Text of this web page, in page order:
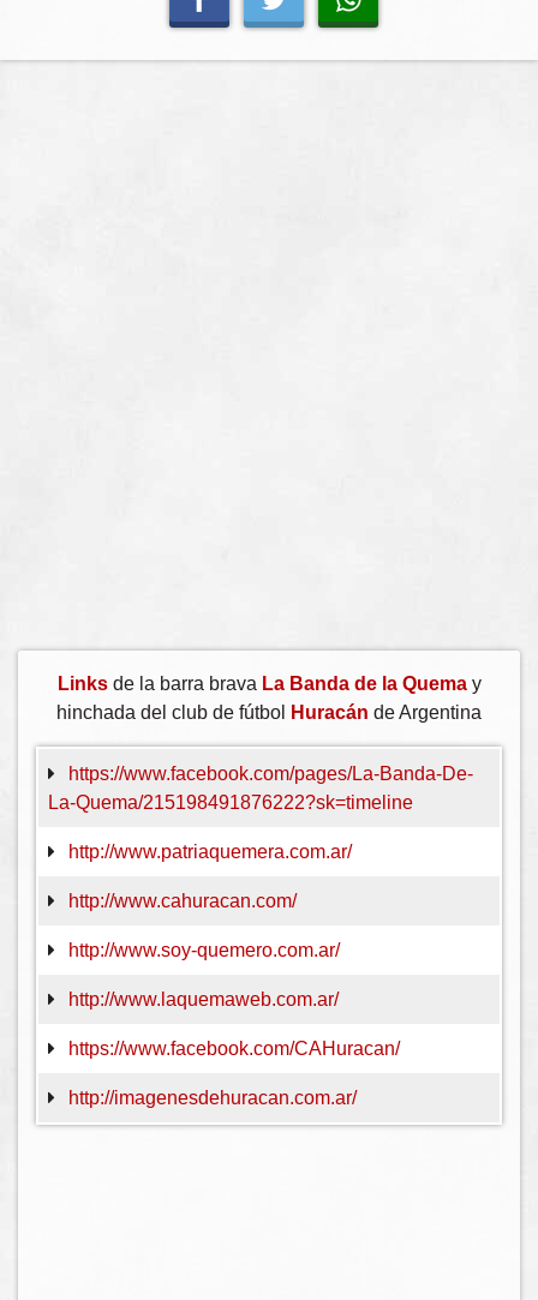
Linksde la barra brava La Banda de la Quemay
hinchada del club de fútbol
Huracán de Argentina
https://www.facebook.com/pages/La-Banda-De-
La-Quema/215198491876222?sk=timeline
http://www.patriaquemera.com.ar/
http://www.cahuracan.com/
http://www.soy-quemero.com.ar/
http://www.laquemaweb.com.ar/
https://www.facebook.com/CAHuracan/
http://imagenesdehuracan.com.ar/